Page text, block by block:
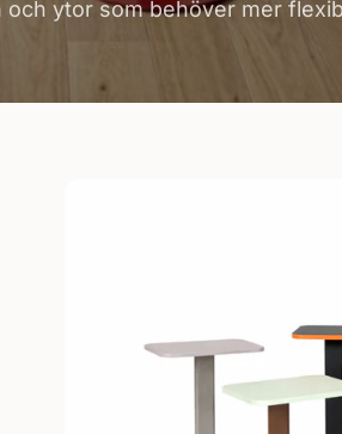
ytor som behöver mer